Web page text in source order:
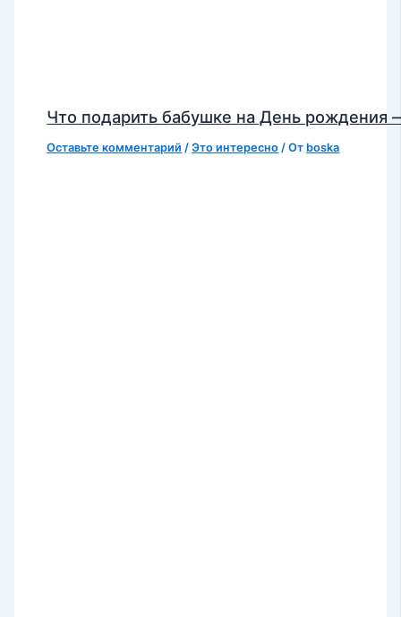
Что подарить бабушке на День рождения
Оставьте комментарий /Это интересно / От boska